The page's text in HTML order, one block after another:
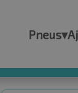
Pneus▾